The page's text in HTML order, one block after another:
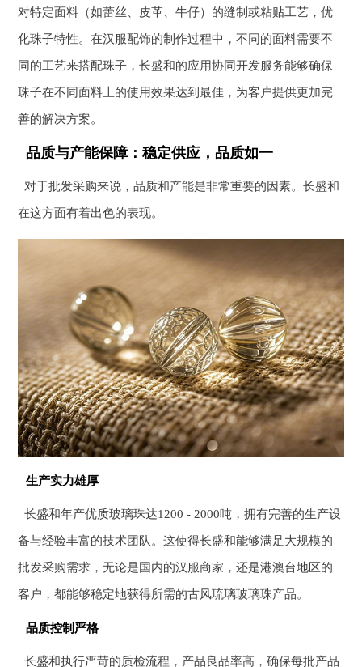
对特定面料（如蕾丝、皮革、牛仔）的缝制或粘贴工艺，优
化珠子特性。在汉服配饰的制作过程中，不同的面料需要不
同的工艺来搭配珠子，长盛和的应用协同开发服务能够确保
珠子在不同面料上的使用效果达到最佳，为客户提供更加完
善的解决方案。
品质与产能保障：稳定供应，品质如一
对于批发采购来说，品质和产能是非常重要的因素。长盛和
在这方面有着出色的表现。
生产实力雄厚
长盛和年产优质玻璃珠达1200 - 2000吨，拥有完善的生产设
备与经验丰富的技术团队。这使得长盛和能够满足大规模的
批发采购需求，无论是国内的汉服商家，还是港澳台地区的
客户，都能够稳定地获得所需的古风琉璃玻璃珠产品。
品质控制严格
长盛和执行严苛的质检流程，产品良品率高，确保每批产品